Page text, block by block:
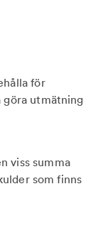
för
göra utmätning
viss summa
som finns